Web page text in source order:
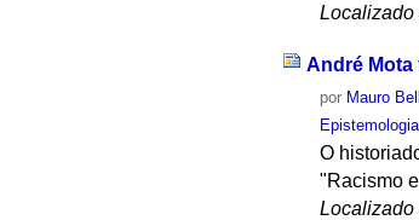
Localizado
André Mota
por Mauro
O
"Racismo
Localizado